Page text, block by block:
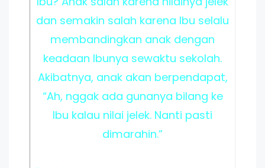
dan semakin salah karena Ibu selalu
membandingkan anak dengan
keadaan Ibunya sewaktu sekolah.
Akibatnya, anak akan berpendapat,
“Ah, nggak ada gunanya bilang ke
Ibu kalau nilai jelek. Nanti pasti
dimarahin.”